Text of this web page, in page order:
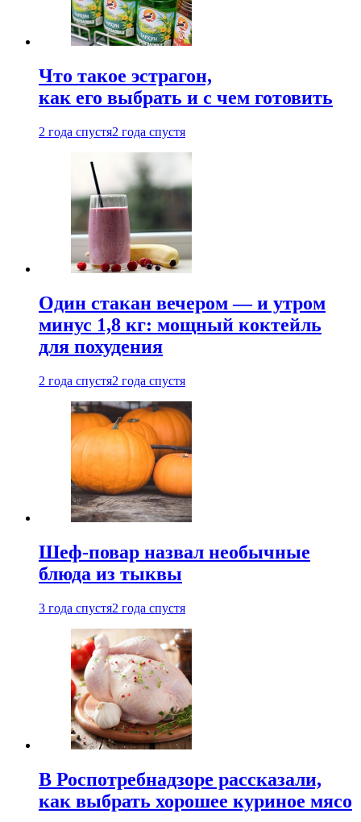
Что такое эстрагон,
как его выбрать и с чем готовить
2 года спустя2 года спустя
Один стакан вечером — и утром
минус 1,8 кг: мощный коктейль
для похудения
2 года спустя2 года спустя
Шеф-повар назвал необычные
блюда из тыквы
3 года спустя2 года спустя
В Роспотребнадзоре рассказали,
как выбрать хорошее куриное мясо